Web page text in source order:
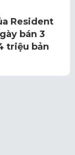
Resident
bán 3
triệu bản